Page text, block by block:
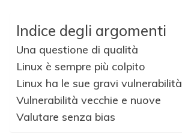
Indice degli argomenti
Una questione di qualità
Linux è sempre più colpito
Linux ha le sue gravi vulnerabilità
Vulnerabilità vecchie e nuove
Valutare senza bias